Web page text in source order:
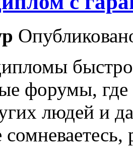
форумы,
людей и